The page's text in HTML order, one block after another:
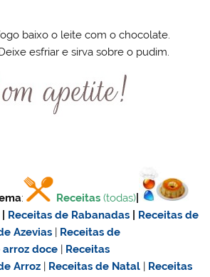
baixo o leite com o chocolate.
esfriar e sirva sobre o pudim.
: Receitas (todas)
Receitas de Rabanadas
Receitas de
Azevias
Receitas de
arroz doce
Receitas
Arroz Receitas de Natal
Receitas